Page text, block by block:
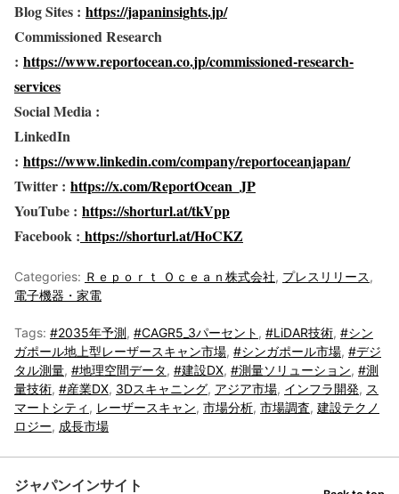
Blog Sites : https://japaninsights.jp/
Commissioned Research
: https://www.reportocean.co.jp/commissioned-research-
services
Social Media :
LinkedIn
: https://www.linkedin.com/company/reportoceanjapan/
Twitter : https://x.com/ReportOcean_JP
YouTube : https://shorturl.at/tkVpp
Facebook : https://shorturl.at/HoCKZ
Categories: Ｒｅｐｏｒｔ Ｏｃｅａｎ株式会社, プレスリリース,
電子機器・家電
Tags: #2035年予測, #CAGR5_3パーセント , #LiDAR技術, #シン
ガポール地上型レーザースキャン市場, #シンガポール市場, #デジ
タル測量, #地理空間データ, #建設DX, #測量ソリューション, #測
量技術, #産業DX, 3Dスキャニング, アジア市場, インフラ開発, ス
マートシティ , レーザースキャン, 市場分析, 市場調査, 建設テクノ
ロジー, 成長市場
ジャパンインサイト